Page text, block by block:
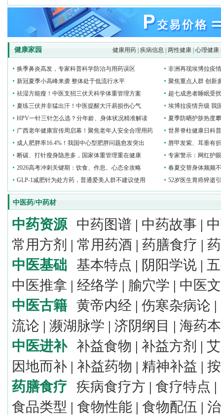
健康用药 疾病信息 两性健康 |心理健康
健康家园
换季鼻炎高发，专家科普科学防治与用药误区
新冠夏季小高峰来袭 整体处于低流行水平
祛湿方能瘦！中医支招三伏天科学体重管理方案
夏练三伏并非猛出汗！中医提醒大汗易损伤心气
HPV一针三针怎么选？分年龄、身体状况精准解读
广西老年健康宣传周启幕！聚焦老年人安全合理用药
成人肥胖率16.4%！我国中心型肥胖问题愈发突出
断碳、打针瘦身隐患多，国家体重管理重在健康
2026高考冲刺关键期：饮食、作息、心态全攻略
GLP‑1减肥针为处方药，普通爱美人群不建议使用
非洲再现埃博拉疫
聚焦重点人群 创新
超七成患者睡眠受
埃博拉疫情升级 我
夏季防晒护肤热度
世界脊柱健康日科
唇甲发紫、耳垂有
专家警示：网红护
春夏交替身体频频
52岁医生胃癌猝逝
中医药/中药材
中药资源 中药图谱 | 中药故事 |
常用方剂 | 常用药酒 | 药膳食疗 |
中医基础
基本特点 | 阴阳学说 |
中医推拿 | 经络学 | 腧穴学 | 中医
中医古籍
黄帝内经 | 伤寒杂病论 |
流论 | 濒湖脉学 | 济阴纲目 | 海药
中医进补
补益食物 | 补益方剂 |
因地而补 | 补益药物 | 精神补益 |
药膳食疗
疾病食疗方 | 食疗特点 |
食品类型 | 食物性能 | 食物配伍 |